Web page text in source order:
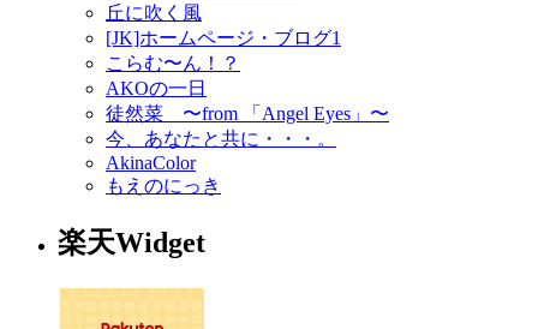
丘に吹く風
[JK]ホームページ・ブログ1
こらむ〜ん！？
AKOの一日
徒然菜 〜from 「Angel Eyes」〜
今、あなたと共に・・・。
AkinaColor
もえのにっき
楽天Widget